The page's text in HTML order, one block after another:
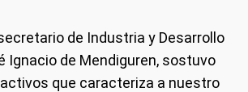
de Industria y Desarrollo
Ignacio de Mendiguren, sostuvo
activos que caracteriza a nuestro